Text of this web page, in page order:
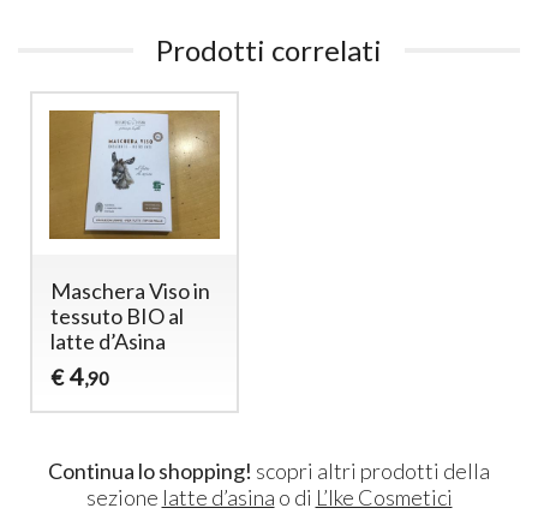
Prodotti correlati
Maschera Viso in
tessuto BIO al
latte d’Asina
€ 4,90
Continua lo shopping! scopri altri prodotti della
sezione latte d’asina o di L’Ike Cosmetici